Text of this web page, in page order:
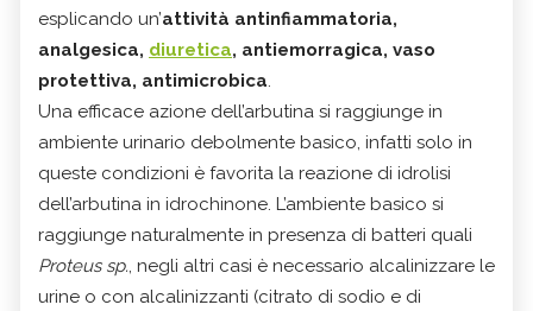
esplicando un’attività antinfiammatoria,
analgesica, diuretica, antiemorragica, vaso
protettiva, antimicrobica
Una efficace azione dell’arbutina si raggiunge in
ambiente urinario debolmente basico, infatti solo in
queste condizioni è favorita la reazione di idrolisi
dell’arbutina in idrochinone. L’ambiente basico si
raggiunge naturalmente in presenza di batteri quali
Proteus sp. , negli altri casi è necessario alcalinizzare le
urine o con alcalinizzanti (citrato di sodio e di